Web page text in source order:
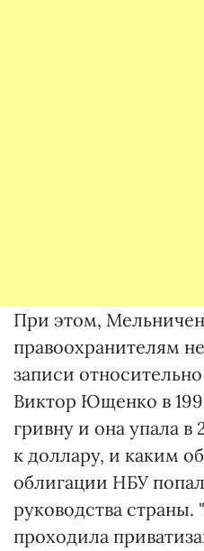
При этом,
правоохранителям
записи
Виктор Ющенко в
гривну и она упала
к доллару, и каким
облигации НБУ
руководства
проходила